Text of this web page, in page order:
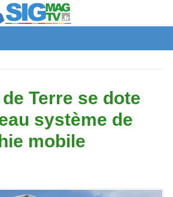
de Terre se dote
système de
mobile